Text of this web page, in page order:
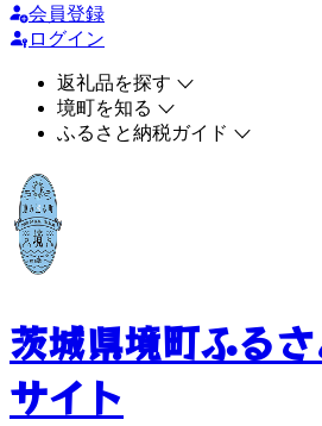
会員登録
ログイン
返礼品を探す
境町を知る
ふるさと納税ガイド
茨城県境町ふる
サイト